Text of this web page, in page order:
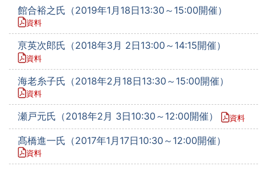
館合裕之氏（2019年1月18日13:30～15:00開催）
資料
亰英次郎氏（2018年3月 2日13:00～14:15開催）
資料
海老糸子氏（2018年2月18日13:30～15:00開催）
資料
瀬戸元氏（2018年2月 3日10:30～12:00開催） 資料
髙橋進一氏（2017年1月17日10:30～12:00開催）
資料